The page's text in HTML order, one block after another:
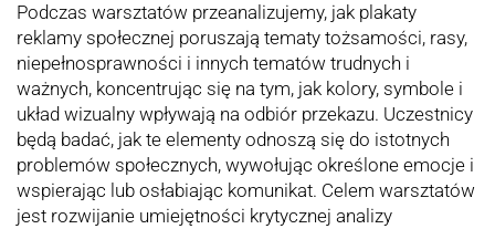
Podczas warsztatów przeanalizujemy, jak plakaty
reklamy społecznej poruszają tematy tożsamości, rasy,
niepełnosprawności i innych tematów trudnych i
ważnych, koncentrując się na tym, jak kolory, symbole i
układ wizualny wpływają na odbiór przekazu. Uczestnicy
będą badać, jak te elementy odnoszą się do istotnych
problemów społecznych, wywołując określone emocje i
wspierając lub osłabiając komunikat. Celem warsztatów
jest rozwijanie umiejętności krytycznej analizy